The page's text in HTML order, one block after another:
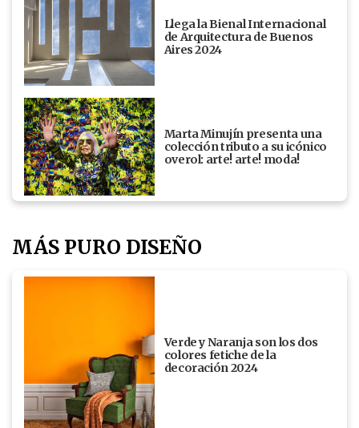
Llega la Bienal Internacional
de Arquitectura de Buenos
Aires 2024
Marta Minujín presenta una
colección tributo a su icónico
overol: arte! arte! moda!
MÁS PURO DISEÑO
Verde y Naranja son los dos
colores fetiche de la
decoración 2024